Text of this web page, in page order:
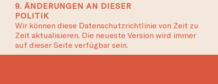
9. ÄNDERUNGEN AN DIESER
POLITIK
Wir können diese Datenschutzrichtlinie von Zeit zu
Zeit aktualisieren. Die neueste Version wird immer
auf dieser Seite verfügbar sein.